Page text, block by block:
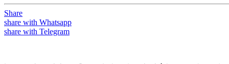
Share
share with Whatsapp
share with Telegram